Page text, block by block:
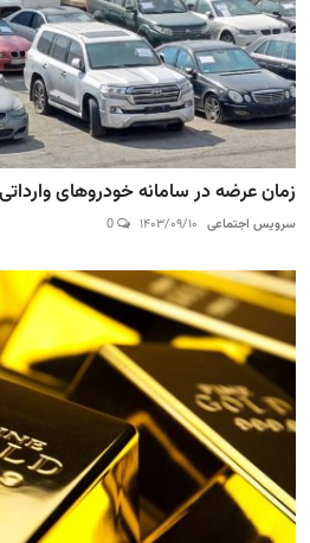
زمان عرضه در سامانه خودروهای
سرویس اجتماعی ۱۴۰۳/۰۹/۱۰